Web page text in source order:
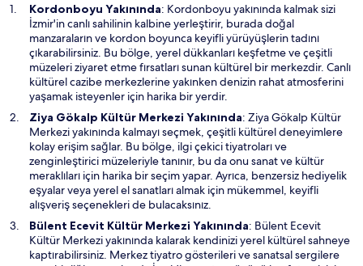
l
ı
r
Kordonboyu Y
e
n
i
b
r
p
e
n
c
e
r
e
d
e
a
ç
Yakınında: Kordonboyu yakınında kalmak sizi
İzmir'in canlı sahilinin kalbine yerleştirir, burada doğal
manzaraların ve kordon boyunca keyifli yürüyüşlerin tadını
çıkarabilirsiniz. Bu bölge, yerel dükkanları keşfetme ve çeşitli
müzeleri ziyaret etme fırsatları sunan kültürel bir merkezdir. Canlı
kültürel cazibe merkezlerine yakınken denizin rahat atmosferini
yaşamak isteyenler için harika bir yerdir.
Ziya Gökalp Kültür Merkezi Y
e
n
i
b
i
r
p
e
n
c
Yakınında: Ziya Gökalp Kültür
Merkezi yakınında kalmayı seçmek, çeşitli kültürel deneyimlere
kolay erişim sağlar. Bu bölge, ilgi çekici tiyatroları ve
zenginleştirici müzeleriyle tanınır, bu da onu sanat ve kültür
meraklıları için harika bir seçim yapar. Ayrıca, benzersiz hediyelik
eşyalar veya yerel el sanatları almak için mükemmel, keyifli
alışveriş seçenekleri de bulacaksınız.
Bülent Ecevit Kültür Merkezi Y
e
n
Yakınında: Bülent Ecevit
Kültür Merkezi yakınında kalarak kendinizi yerel kültürel sahneye
kaptırabilirsiniz. Merkez tiyatro gösterileri ve sanatsal sergilere